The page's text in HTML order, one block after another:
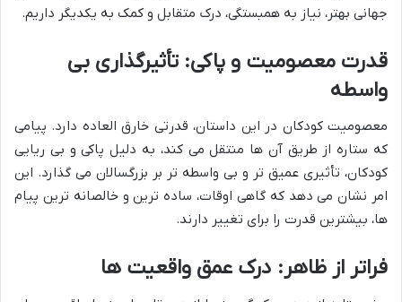
جهانی بهتر، نیاز به همبستگی، درک متقابل و کمک به یکدیگر داریم.
قدرت معصومیت و پاکی: تأثیرگذاری بی
واسطه
معصومیت کودکان در این داستان، قدرتی خارق العاده دارد. پیامی
که ستاره از طریق آن ها منتقل می کند، به دلیل پاکی و بی ریایی
کودکان، تأثیری عمیق تر و بی واسطه تر بر بزرگسالان می گذارد. این
امر نشان می دهد که گاهی اوقات، ساده ترین و خالصانه ترین پیام
ها، بیشترین قدرت را برای تغییر دارند.
فراتر از ظاهر: درک عمق واقعیت ها